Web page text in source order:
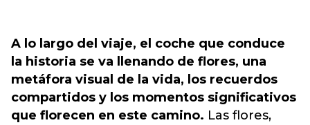
A lo largo del viaje, el coche que conduce
la historia se va llenando de flores, una
metáfora visual de la vida, los recuerdos
compartidos y los momentos significativos
que florecen en este camino. Las flores,